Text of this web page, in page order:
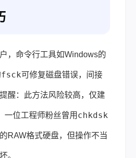
，命令行工具如Windows的
fsck可修复磁盘错误，间接
醒：此方法风险较高，仅建
一位工程师粉丝曾用 chkdsk
RAW格式硬盘，但操作不当
。